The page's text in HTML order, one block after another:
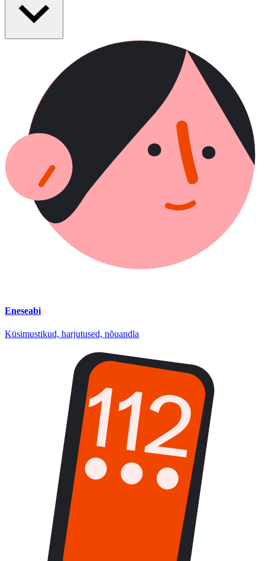
Eneseabi
Küsimustikud, harjutused, nõuandla